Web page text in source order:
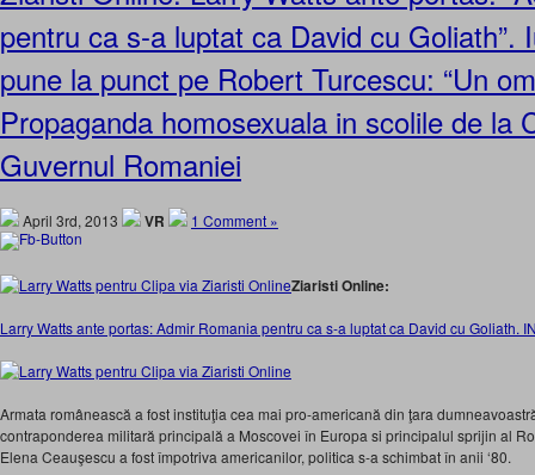
pentru ca s-a luptat ca David cu Goliath”.
pune la punct pe Robert Turcescu: “Un
Propaganda homosexuala in scolile de la
Guvernul Romaniei
April 3rd, 2013 VR 1 Comment »
Ziaristi Online:
Larry Watts ante portas: Admir Romania pentru ca s-a luptat ca David cu Goliath.
Armata românească a fost instituţia cea mai pro-americană din ţara
contraponderea militară principală a Moscovei în Europa si principalul sprijin al
Elena Ceauşescu a fost împotriva americanilor, politica s-a schimbat în anii ‘80.